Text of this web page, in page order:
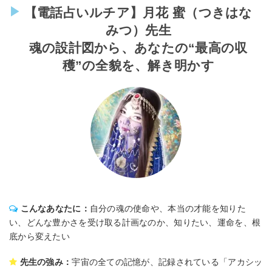
【電話占いルチア】月花 蜜（つきはな
みつ）先生
魂の設計図から、あなたの“最高の収
穫”の全貌を、解き明かす
こんなあなたに： 自分の魂の使命や、本当の才能を知りた
い、どんな豊かさを受け取る計画なのか、知りたい、運命を、根
底から変えたい
先生の強み：宇宙の全ての記憶が、記録されている「アカシッ